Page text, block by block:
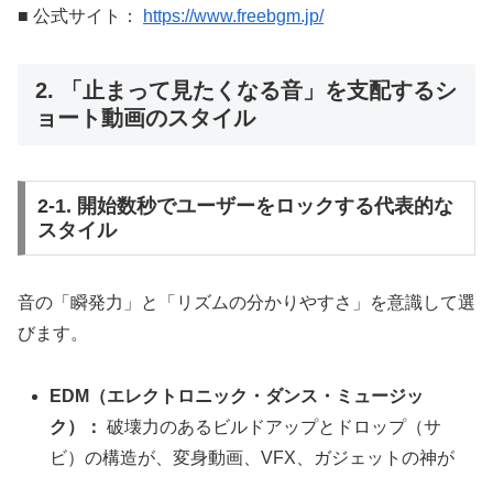
■ 公式サイト： https://www.freebgm.jp/
2. 「止まって見たくなる音」を支配するシ
ョート動画のスタイル
2-1. 開始数秒でユーザーをロックする代表的な
スタイル
音の「瞬発力」と「リズムの分かりやすさ」を意識して選
びます。
EDM（エレクトロニック・ダンス・ミュージッ
ク）： 破壊力のあるビルドアップとドロップ（サ
ビ）の構造が、変身動画、VFX、ガジェットの神が